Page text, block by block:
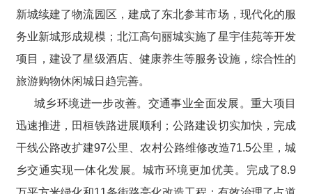
新城续建了物流园区，建成了东北参茸市场，现代化的服
务业新城形成规模；北江高句丽城实施了星宇佳苑等开发
项目，建设了星级酒店、健康养生等服务设施，综合性的
旅游购物休闲城日趋完善。
城乡环境进一步改善。交通事业全面发展。重大项目
迅速推进，田桓铁路进展顺利；公路建设切实加快，完成
干线公路改扩建97公里、农村公路维修改造71.5公里，城
乡交通实现一体化发展。城市环境更加优美。完成了8.9